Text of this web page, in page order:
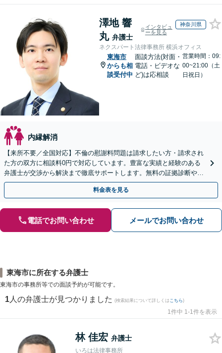
澤地 響
丸 弁護士
インタビュ
ーを見る
神奈川県
ネクスパート法律事務所 横浜オフィス
東海市
からも相
談受付中
面談方法(対面・
電話・ビデオな
ど)は応相談
営業時間：09:
00~21:00（土
日祝日）
内縁解消
【来所不要／全国対応】不倫の慰謝料問題は請求したい方・請求され
た方の双方に相談料0円で対応しています。豊富な実績と経験のある
弁護士が交渉から解決まで徹底サポートします。無料の証拠診断や着
手金の返還保証もありますので安心してご相談ください。
料金表を見る
電話でお問い合わせ メールでお問い合わせ
東海市に所在する弁護士
東海市の事務所等での面談予約が可能です。
1 人の弁護士が見つかりました (検索結果について詳しくは こちら)
1件中 1-1件を表示
林 佳宏 弁護士
いろは法律事務所